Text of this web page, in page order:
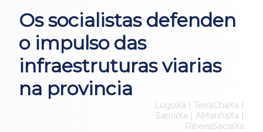
Os socialistas defenden
o impulso das
infraestruturas viarias
na provincia
LugoXa | TerraChaXa |
SarriaXa | AMariñaXa |
RibeiraSacraXa